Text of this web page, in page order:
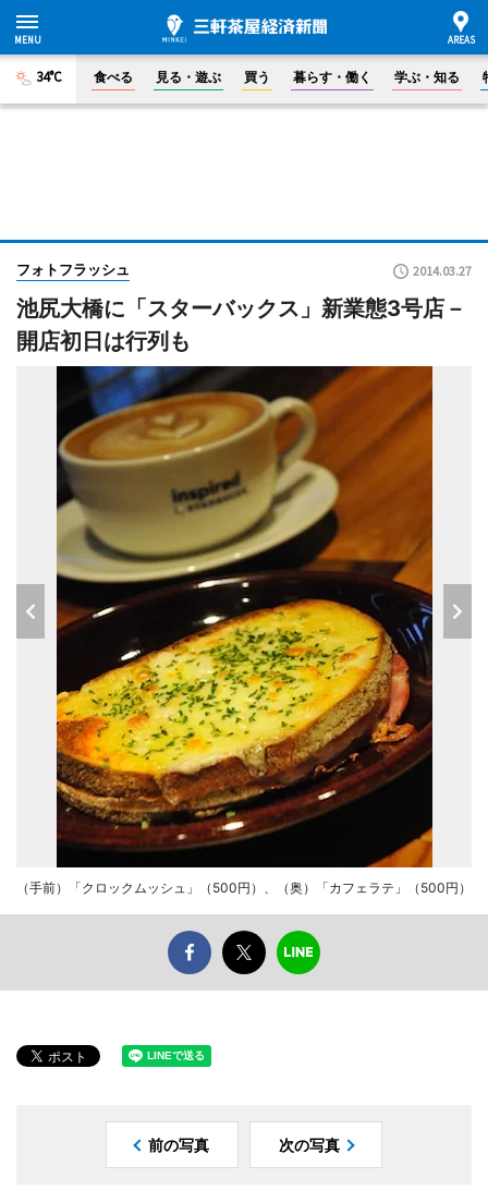
34°C 食べる 見る・遊ぶ 買う 暮らす・働く 学ぶ・知る
フォトフラッシュ 2014.03.27
池尻大橋に「スターバックス」新業態3号店－
開店初日は行列も
（手前）「クロックムッシュ」（500円）、（奥）「カフェラテ」（500円）
前の写真 次の写真